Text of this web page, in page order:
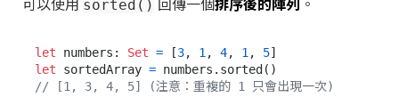
sorted()
let numbers: Set = [3, 1, 4, 1, 5
let sortedArray =
// [1, 3, 4, 5] (注意：重複的 1 只會出現一次)